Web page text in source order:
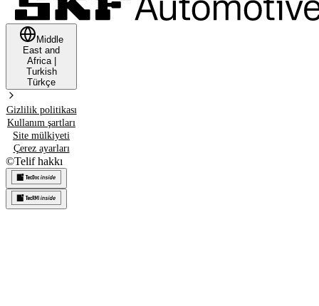
Middle
East and
Africa|
Turkish
Türkçe
Gizlilik politikası
Kullanım şartları
Site mülkiyeti
Çerez ayarları
©Telif hakkı